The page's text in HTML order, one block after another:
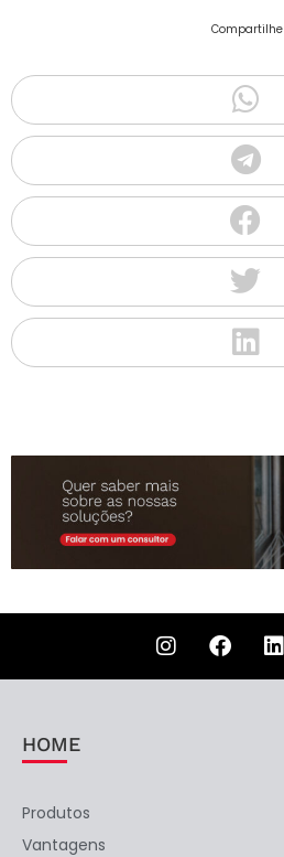
Compartilhe
HOME
Produtos
Vantagens